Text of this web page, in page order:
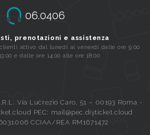
prenotazioni e assistenza
attivo dal lunedi al venerdi dalle ore 9:00
e dalle ore 14:00 alle ore 18:00
Via Lucrezio Caro, 51 – 00193 Roma -
PEC: mail@pec.diyticket.cloud
CCIAA/REA RM1671472